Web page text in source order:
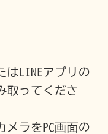
はLINEアプリの
取ってくださ
メラをPC画面の